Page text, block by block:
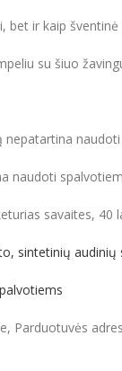
bet ir kaip
su šiuo
naudoti
savaites,
sintetinių audinių
Parduotuvės